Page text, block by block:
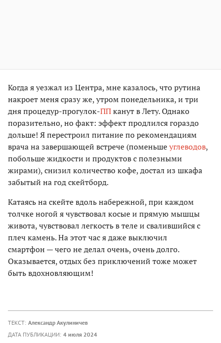
Когда я уезжал из Центра, мне казалось, что рутина
накроет меня сразу же, утром понедельника, и три
дня процедур-прогулок-ППканут в Лету. Однако
поразительно, но факт: эффект продлился гораздо
дольше! Я перестроил питание по рекомендациям
врача на завершающей встрече (поменьшеуглеводов,
побольше жидкости и продуктов с полезными
жирами), снизил количество кофе, достал из шкафа
забытый на год скейтборд.
Катаясь на скейте вдоль набережной, при каждом
толчке ногой я чувствовал косые и прямую мышцы
живота, чувствовал легкость в теле и свалившийся с
плеч камень. На этот час я даже выключил
смартфон — чего не делал очень, очень долго.
Оказывается, отдых без приключений тоже может
быть вдохновляющим!
ТЕКСТ: Александр Акулиничев
ДАТА ПУБЛИКАЦИИ: 4 июля 2024